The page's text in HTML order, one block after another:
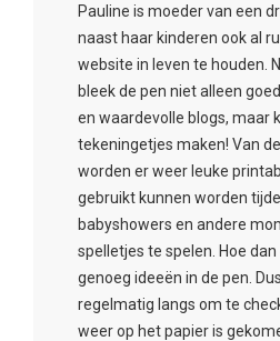
Pauline is moeder van een
naast haar kinderen ook al
website in leven te houden.
bleek de pen niet alleen
en waardevolle blogs, maar
tekeningetjes maken! Van
worden er weer leuke
gebruikt kunnen worden
babyshowers en andere
spelletjes te spelen. Hoe
genoeg ideeën in de pen.
regelmatig langs om te
weer op het papier is